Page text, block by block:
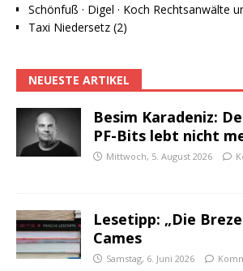
Schönfuß · Digel · Koch Rechtsanwälte
Taxi Niedersetz (2)
NEUESTE ARTIKEL
Besim Karadeniz:
PF-Bits lebt nicht
Mittwoch, 5. August 2026
Lesetipp: „Die
Cames
Samstag, 6. Juni 2026